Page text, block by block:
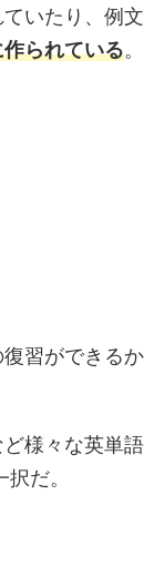
いたり、例文
られている。
習ができるか
様々な英単語
だ。